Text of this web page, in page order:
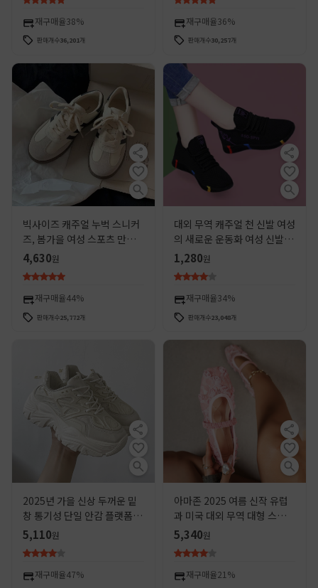
재구매율38%
판매개수36,201개
재구매율36%
판매개수30,257개
빅사이즈 캐주얼 누벅 스니커
즈, 봄가을 여성 스포츠 만능
화, 학생용 데드트레이닝화,
여성화, 여름 데드트레이닝화
4,630원
재구매율44%
판매개수25,772개
대외 무역 캐주얼 천 신발 여성
의 새로운 운동화 여성 신발 여
름 신발 여성의 그물 신발 스톨
신발 공급 추세 운동화
1,280원
재구매율34%
판매개수23,048개
2025년 가을 신상 두꺼운 밑
창 통기성 단일 안감 플랫폼 아
빠 신발 스포츠 초고굽 키트롯
슈즈 여성용 신발
5,110원
재구매율47%
아마존 2025 여름 신작 유럽
과 미국 대외 무역 대형 스퀘어
토 신발 여성 플랫 콩 신발 캐
주얼 어머니 신발
5,340원
재구매율21%